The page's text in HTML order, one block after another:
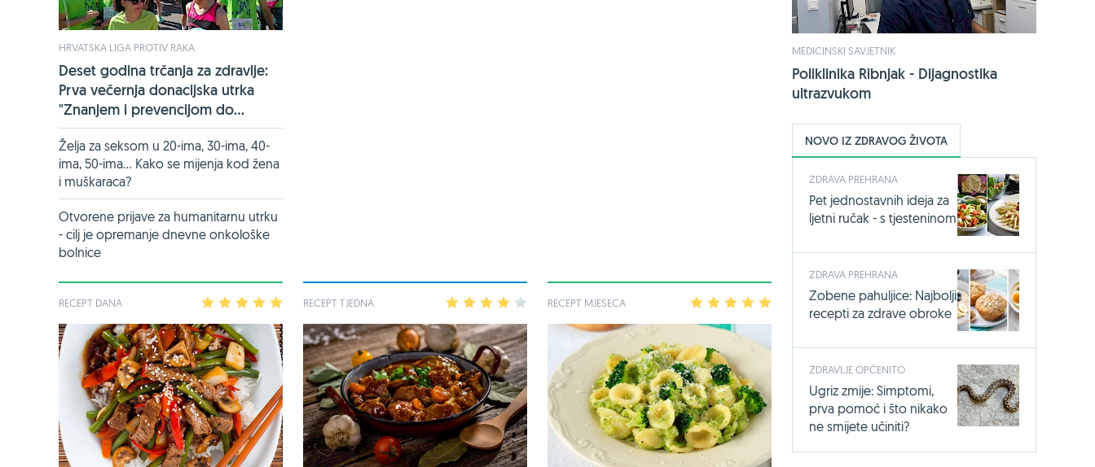
HRVATSKA LIGA PROTIV RAKA
Deset godina trčanja za zdravlje:
Prva večernja donacijska utrka
"Znanjem i prevencijom do...
Želja za seksom u 20-ima, 30-ima, 40-
ima, 50-ima... Kako se mijenja kod žena
i muškaraca?
Otvorene prijave za humanitarnu utrku
- cilj je opremanje dnevne onkološke
bolnice
RECEPT DANA 2 3 4 RECEPT TJEDNA 2 3 4 RECEPT MJESECA 2 3 4
MEDICINSKI SAVJETNIK
Poliklinika Ribnjak - Dijagnostika
ultrazvukom
NOVO IZ ZDRAVOG ŽIVOTA
ZDRAVA PREHRANA
Pet jednostavnih ideja za
ljetni ručak - s tjesteninom
ZDRAVA PREHRANA
Zobene pahuljice: Najbolji
recepti za zdrave obroke
ZDRAVLJE OPĆENITO
Ugriz zmije: Simptomi,
prva pomoć i što nikako
ne smijete učiniti?